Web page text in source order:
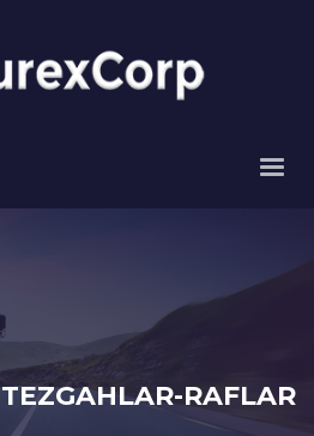
TEZGAHLAR-RAFLAR